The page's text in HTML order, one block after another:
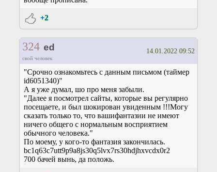
+2
324 ed
свой человек
14.01.2022 09:52
"Срочно ознакомьтесь с данным письмом (таймер
id6051340)"
А я уже думал, шо про меня забыли.
"Далее я посмотрел сайты, которые вы регулярно
посещаете, и был шокирован увиденным !!!Могу
сказать только то, что вашифaнтaзии не имеют
ничего общего с нормальным восприятием
обычного человека."
По моему, у кого-то фантазия закончилась.
bc1q63c7utt9p9a8js30q5lvx7rs30hdjhxvcdx0r2
700 бачей вынь, да положь.